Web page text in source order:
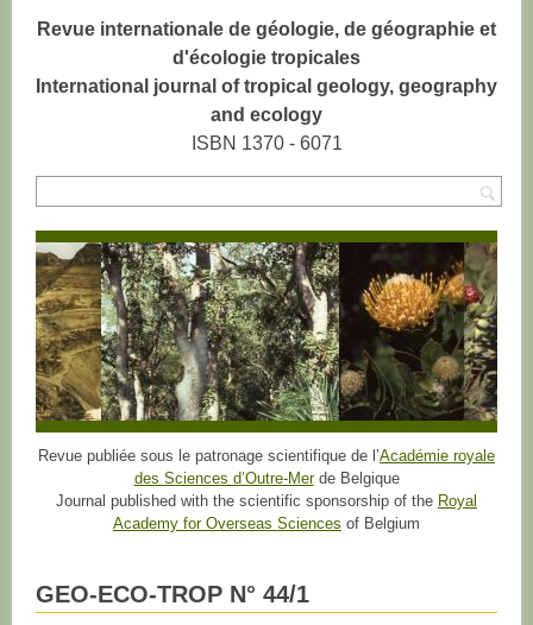
Revue internationale de géologie, de géographie et
d'écologie tropicales
International journal of tropical geology, geography
and ecology
ISBN 1370 - 6071
Revue publiée sous le patronage scientifique de l’Académie royale
des Sciences d’Outre-Merde Belgique
Journal published with the scientific sponsorship of the Royal
Academy for Overseas Sciences of Belgium
GEO-ECO-TROP N° 44/1